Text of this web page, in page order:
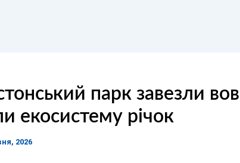
парк завезли
екосистему річок
2026